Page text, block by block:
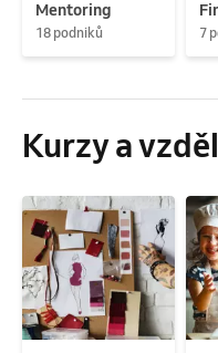
Mentoring
18 podniků 7
Kurzy a